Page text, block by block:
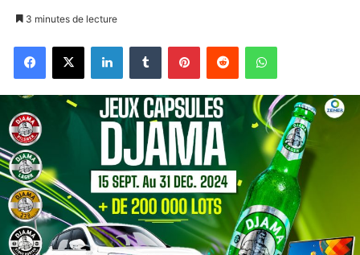
3 minutes de lecture
Facebook
X LinkedinTumblr PinterestReddit WhatsApp